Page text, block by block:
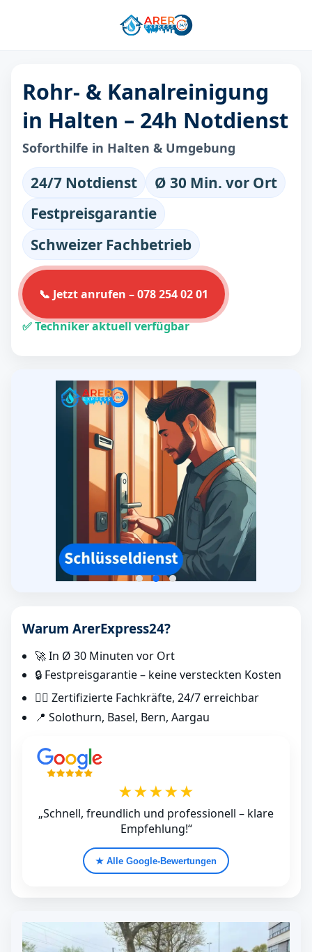
Rohr- & Kanalreinigung
in Halten – 24h Notdienst
Soforthilfe in Halten & Umgebung
24/7 Notdienst
Ø 30 Min. vor Ort
Festpreisgarantie
Schweizer Fachbetrieb
📞 Jetzt anrufen – 078 254 02 01
✅ Techniker aktuell verfügbar
Warum ArerExpress24?
🚀 In Ø 30 Minuten vor Ort
🔒 Festpreisgarantie – keine versteckten Kosten
👷‍♂️ Zertifizierte Fachkräfte, 24/7 erreichbar
📍 Solothurn, Basel, Bern, Aargau
★★★★★
„Schnell, freundlich und professionell – klare
Empfehlung!“
★ Alle Google‑Bewertungen